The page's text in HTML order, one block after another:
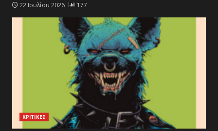
22 Ιουλίου 2026 177
ΚΡΙΤΙΚΕΣ